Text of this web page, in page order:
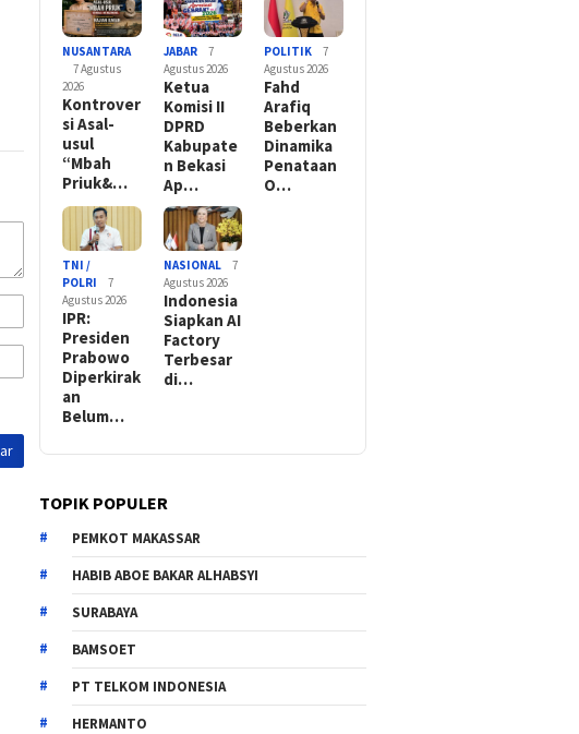
NUSANTARA
7 Agustus
2026
Kontrover
si Asal-
usul
“Mbah
Priuk&…
JABAR
7
Agustus 2026
Ketua
Komisi II
DPRD
Kabupate
n Bekasi
Ap…
POLITIK
7
Agustus 2026
Fahd
Arafiq
Beberkan
Dinamika
Penataan
O…
TNI /
POLRI
7
Agustus 2026
IPR:
Presiden
Prabowo
Diperkirak
an
Belum…
NASIONAL
7
Agustus 2026
Indonesia
Siapkan AI
Factory
Terbesar
di…
TOPIK POPULER
PEMKOT MAKASSAR
HABIB ABOE BAKAR ALHABSYI
SURABAYA
BAMSOET
PT TELKOM INDONESIA
HERMANTO